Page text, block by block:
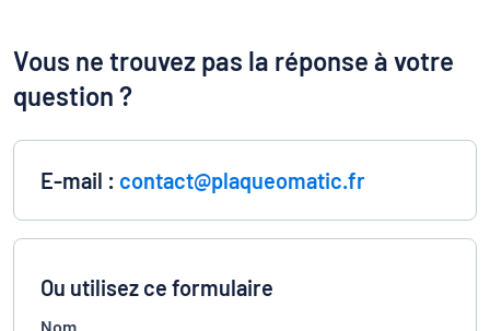
Vous ne trouvez pas la réponse à votre
question ?
E-mail : contact@plaqueomatic.fr
Ou utilisez ce formulaire
Nom